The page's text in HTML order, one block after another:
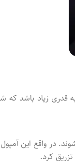
قدری زیاد باشد که
مهار می‌شوند. در واقع این
کرد.